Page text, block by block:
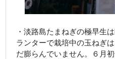
・淡路島たまねぎの極早生
ランターで栽培中の玉ねぎ
だ膨らんでいません。６月初